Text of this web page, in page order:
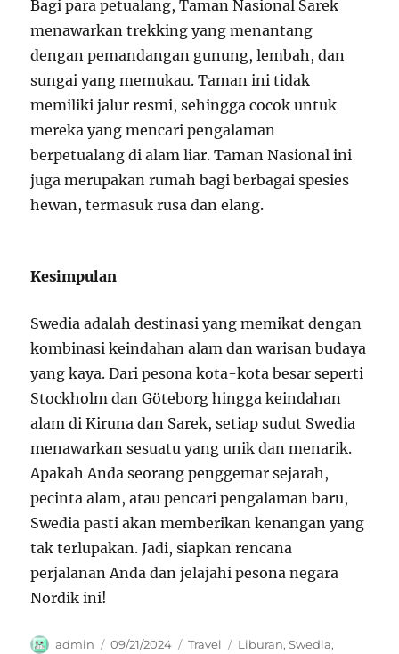
Bagi para petualang, Taman Nasional Sarek
menawarkan trekking yang menantang
dengan pemandangan gunung, lembah, dan
sungai yang memukau. Taman ini tidak
memiliki jalur resmi, sehingga cocok untuk
mereka yang mencari pengalaman
berpetualang di alam liar. Taman Nasional ini
juga merupakan rumah bagi berbagai spesies
hewan, termasuk rusa dan elang.
Kesimpulan
Swedia adalah destinasi yang memikat dengan
kombinasi keindahan alam dan warisan budaya
yang kaya. Dari pesona kota-kota besar seperti
Stockholm dan Göteborg hingga keindahan
alam di Kiruna dan Sarek, setiap sudut Swedia
menawarkan sesuatu yang unik dan menarik.
Apakah Anda seorang penggemar sejarah,
pecinta alam, atau pencari pengalaman baru,
Swedia pasti akan memberikan kenangan yang
tak terlupakan. Jadi, siapkan rencana
perjalanan Anda dan jelajahi pesona negara
Nordik ini!
Author
admin
Posted
09/21/2024 Categories
Travel Tags
Liburan,Swedia,